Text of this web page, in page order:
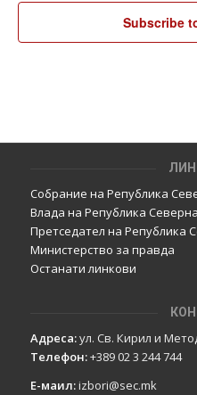
Subscribe
Собрание на Република
Влада на Република
Претседател на Република
Министерство за правда
Останати линкови
Адреса:ул. Св. Кирил и
Телефон:+389 02 3 244 744
Е-маил:izbori@sec.mk